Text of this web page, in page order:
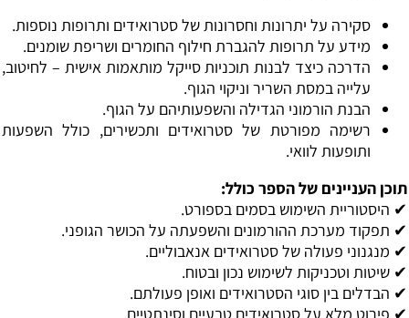
סקירה על יתרונות וחסרונות של סטרואידים ותרופות נוספות.
מידע על תרופות להגברת חילוף החומרים ושריפת שומנים.
הדרכה כיצד לבנות תוכניות סייקל מותאמות אישית – לחיטוב,
עלייה במסת השריר וניקוי הגוף.
הבנת הורמוני הגדילה והשפעותיהם על הגוף.
רשימה מפורטת של סטרואידים ותכשירים, כולל השפעות
ותופעות לוואי.
תוכן העניינים של הספר כולל:
✔ היסטוריית השימוש בסמים בספורט.
✔ תפקוד מערכת ההורמונים והשפעתה על הכושר הגופני.
✔ מנגנוני פעולה של סטרואידים אנאבוליים.
✔ שיטות וטכניקות לשימוש נכון ובטוח.
✔ הבדלים בין סוגי הסטרואידים ואופן פעולתם.